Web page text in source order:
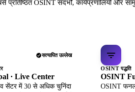
OSINT संदर्भों, कार्यप्रणालियों और
सत्यापित उल्लेख
· Live Center
सेंटर में 30 से अधिक चुनिंदा
OSINT पद्धति
OSINT
OSINT फनल